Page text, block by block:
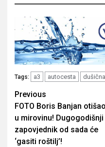
Tags: a3 autocesta
Post
navigation
Previous
FOTO Boris Banjan otišao
u mirovinu! Dugogodišnji
zapovjednik od sada će
‘gasiti roštilj’!